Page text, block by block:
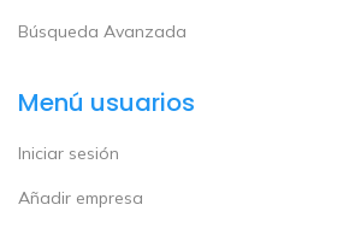
Búsqueda Avanzada
Menú usuarios
Iniciar sesión
Añadir empresa